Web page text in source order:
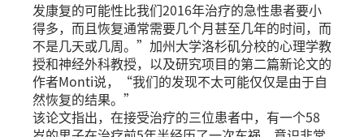
发康复的可能性比我们2016年治疗的急性患者要小
得多，而且恢复通常需要几个月甚至几年的时间，而
不是几天或几周。”加州大学洛杉矶分校的心理学教
授和神经外科教授，以及研究项目的第二篇新论文的
作者Monti说，“我们的发现不太可能仅仅是由于自
然恢复的结果。”
该论文指出，在接受治疗的三位患者中，有一个58